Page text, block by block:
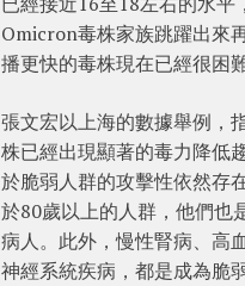
Omicron毒株家族跳躍出來
播更快的毒株現在已經很困難
張文宏以上海的數據舉例，
株已經出現顯著的毒力降低
於脆弱人群的攻擊性依然存
於80歲以上的人群，他們也
病人。此外，慢性腎病、高
神經系統疾病，都是成為脆